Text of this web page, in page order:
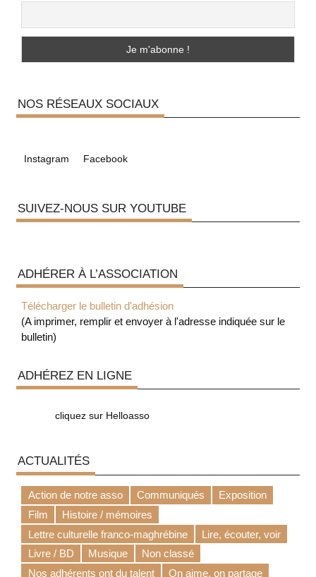
NOS RÉSEAUX SOCIAUX
Instagram Facebook
SUIVEZ-NOUS SUR YOUTUBE
ADHÉRER À L’ASSOCIATION
Télécharger le bulletin d'adhésion
(A imprimer, remplir et envoyer à l'adresse indiquée sur le
bulletin)
ADHÉREZ EN LIGNE
cliquez sur Helloasso
ACTUALITÉS
Action de notre asso Communiqués
Exposition
Film
Histoire / mémoires
Lettre culturelle franco-maghrébine
Lire, écouter, voir
Livre / BD
Musique
Non classé
Nos adhérents ont du talent
On aime, on partage